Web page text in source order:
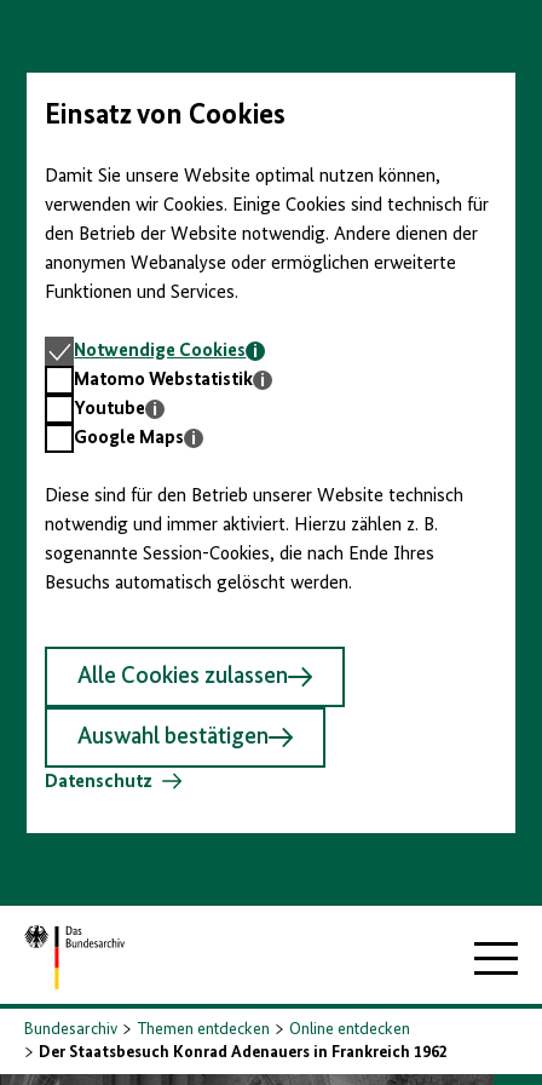
Seiteninhalt
springenEinsatz von Cookies
Damit Sie unsere Website optimal nutzen können,
verwenden wir Cookies. Einige Cookies sind technisch für
den Betrieb der Website notwendig. Andere dienen der
anonymen Webanalyse oder ermöglichen erweiterte
Funktionen und Services.
Notwendige
Cookies
Notwendige Cookies
Matomo
Webstatistik
Matomo Webstatistik
Youtube
Youtube
GoogleGoogle Maps
Diese sind für den Betrieb unserer Website technisch
notwendig und immer aktiviert. Hierzu zählen z. B.
sogenannte Session-Cookies, die nach Ende Ihres
Besuchs automatisch gelöscht werden.
Alle Cookies zulassen
Auswahl bestätigen
Datenschutz
Zur
Startseite
Bundesarchiv Themen entdecken
Online entdecken
Der Staatsbesuch Konrad Adenauers in Frankreich 1962